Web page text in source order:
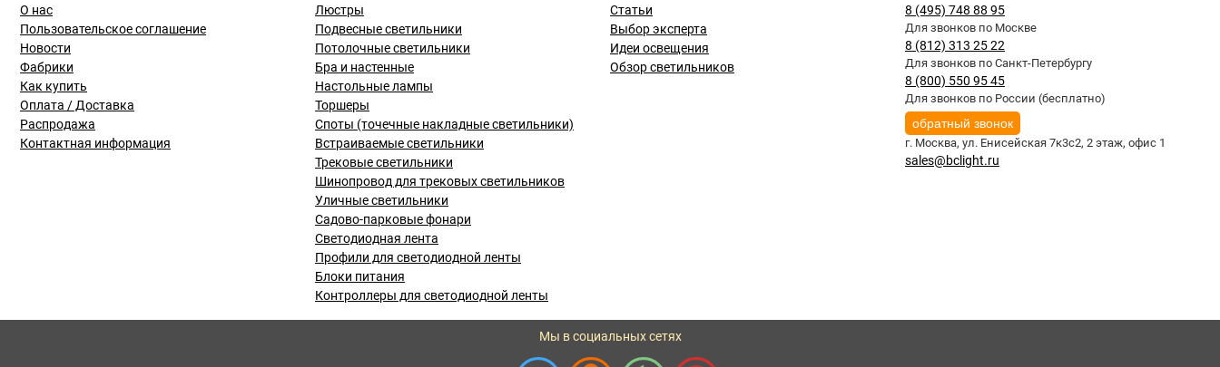
О нас
Пользовательское соглашение
Новости
Фабрики
Как купить
Оплата / Доставка
Распродажа
Контактная информация
Люстры
Подвесные светильники
Потолочные светильники
Бра и настенные
Настольные лампы
Торшеры
Споты (точечные накладные светильники)
Встраиваемые светильники
Трековые светильники
Шинопровод для трековых светильников
Уличные светильники
Садово-парковые фонари
Светодиодная лента
Профили для светодиодной ленты
Блоки питания
Контроллеры для светодиодной ленты
Статьи
Выбор эксперта
Идеи освещения
Обзор светильников
8 (495) 748 88 95
Для звонков по Москве
8 (812) 313 25 22
Для звонков по Санкт-Петербургу
8 (800) 550 95 45
Для звонков по России (бесплатно)
обратный звонок
г. Москва, ул. Енисейская 7к3с2, 2 этаж, офис 1
sales@bclight.ru
Мы в социальных сетях